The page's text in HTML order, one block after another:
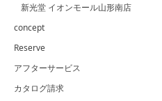
新光堂 イオンモール山形南店
concept
Reserve
アフターサービス
カタログ請求